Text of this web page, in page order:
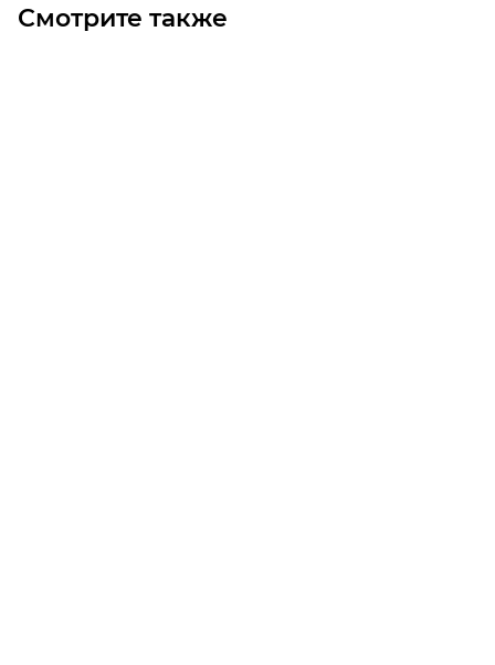
Смотрите также